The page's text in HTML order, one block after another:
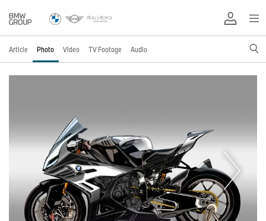
Article Photo Video TV Footage Audio